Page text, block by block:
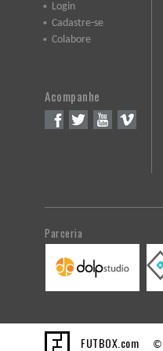
Login
Cadastre-se
Colabore
Acompanhe
Parceria
FUTBOX.com ©